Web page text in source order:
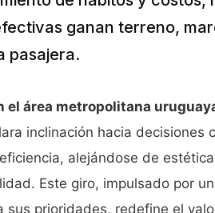
ganan terreno,
pasajera.
el área metropolitana
inclinación hacia decisiones
alejándose de
Este giro, impulsado por
sus prioridades, redefine el